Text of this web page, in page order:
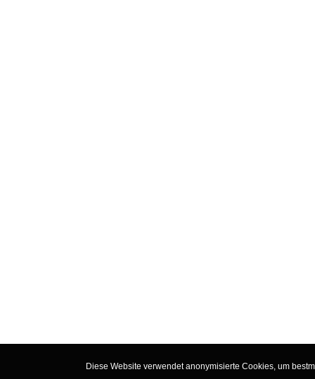
Diese Website verwendet anonymisierte Cookies, um